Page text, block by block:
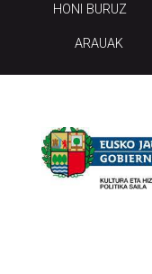
HONI BURUZ
ARAUAK